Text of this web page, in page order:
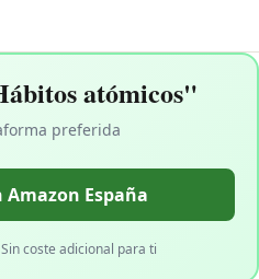
atómicos"
preferida
Amazon España
coste adicional para ti